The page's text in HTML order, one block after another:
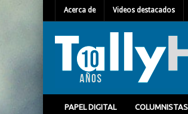
Acerca de Videos destacados
PAPEL DIGITAL COLUMNISTAS